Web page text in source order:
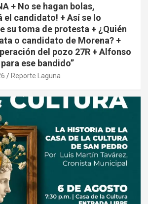
+ No se hagan bolas,
el candidato! + Así se lo
su toma de protesta + ¿Quién
o candidato de Morena? +
del pozo 27R + Alfonso
ese bandido”
Reporte Laguna